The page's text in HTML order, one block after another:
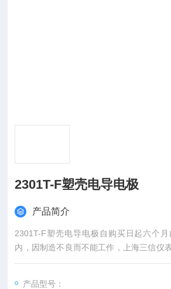
2301T-F塑壳电导电极
产品简介
2301T-F塑壳电导电极自购买日起六个
内，因制造不良而不能工作，上海三信仪
换。
产品型号：